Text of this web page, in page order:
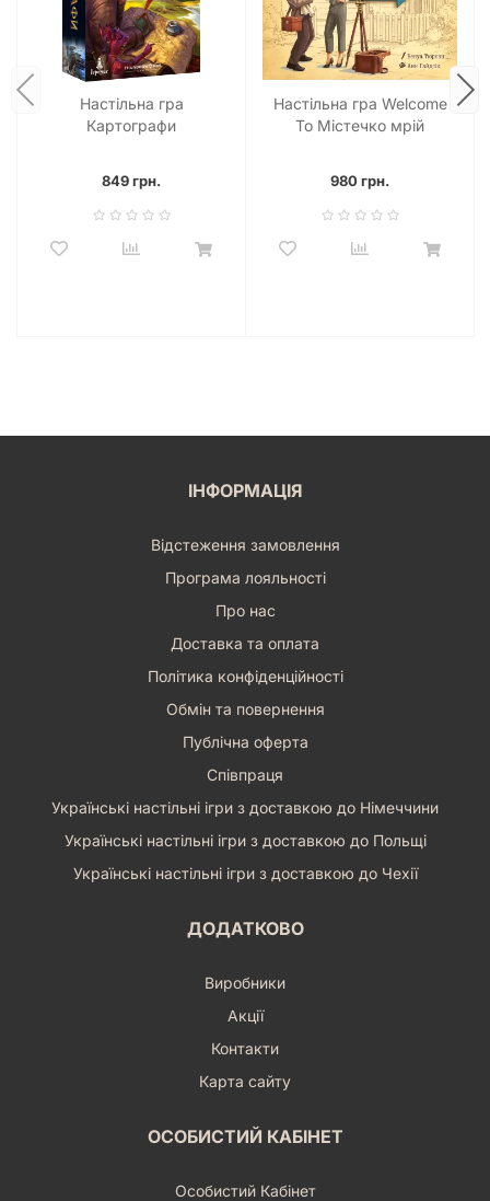
Настільна гра
Картографи
849 грн.
Настільна гра Welcome
To Містечко мрій
980 грн.
ІНФОРМАЦІЯ
Відстеження замовлення
Програма лояльності
Про нас
Доставка та оплата
Політика конфіденційності
Обмін та повернення
Публічна оферта
Співпраця
Українські настільні ігри з доставкою до Німеччини
Українські настільні ігри з доставкою до Польщі
Українські настільні ігри з доставкою до Чехії
ДОДАТКОВО
Виробники
Акції
Контакти
Карта сайту
ОСОБИСТИЙ КАБІНЕТ
Особистий Кабінет